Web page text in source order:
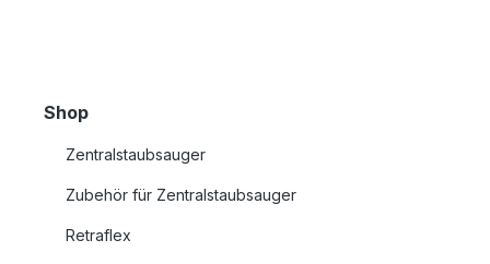
Shop
Zentralstaubsauger
Zubehör für Zentralstaubsauger
Retraflex